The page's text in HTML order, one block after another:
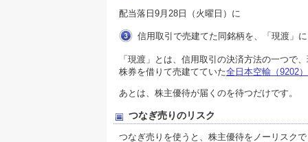
配当落日9月28日（火曜日）に
信用取引で売建てた同銘柄を、「現渡」
「現渡」とは、信用取引の決済方法の一つで
株券を借りて売建てていた全日本空輸（9202）
あとは、株主優待が届くのを待つだけです。
つなぎ売りのリスク
つなぎ売りを使うと、株主優待をノーリスク